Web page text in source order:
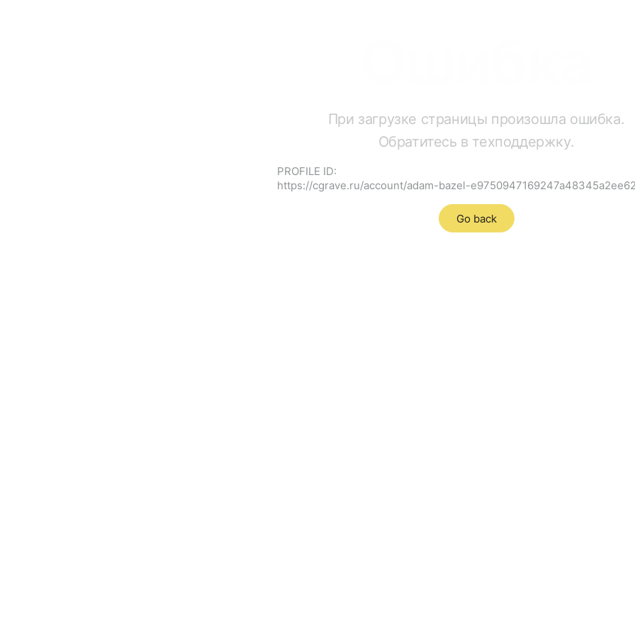
При загрузке страницы произошла ошибка.
Обратитесь в техподдержку.
PROFILE ID:
https://cgrave.ru/account/adam-bazel-
Go back